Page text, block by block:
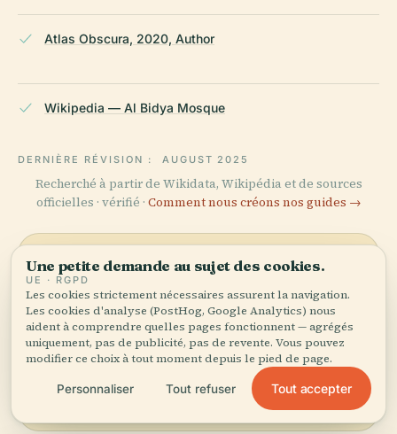
Atlas Obscura, 2020, Author
Wikipedia — Al Bidya Mosque
DERNIÈRE RÉVISION : AUGUST 2025
Recherché à partir de Wikidata, Wikipédia et de sources
officielles · vérifié · Comment nous créons nos guides →
Explorer les
environs
Découvrez Mosquée Al
Badiyah sur la carte et
proximité.
Voir la carte
Une petite demande au sujet des cookies.
UE · RGPD
Les cookies strictement nécessaires assurent la navigation.
Les cookies d'analyse (PostHog, Google Analytics) nous
aident à comprendre quelles pages fonctionnent — agrégés
uniquement, pas de publicité, pas de revente. Vous pouvez
modifier ce choix à tout moment depuis le pied de page.
Personnaliser Tout refuser Tout accepter